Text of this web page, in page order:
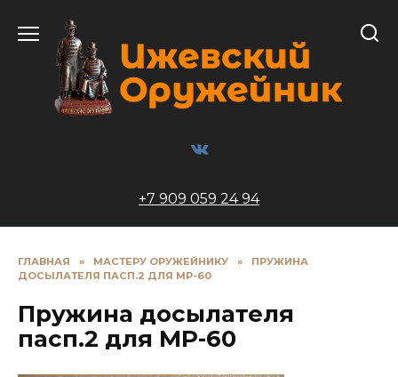
содержанию
+7 909 059 24 94
ГЛАВНАЯ » МАСТЕРУ ОРУЖЕЙНИКУ »
ПРУЖИНА
ДОСЫЛАТЕЛЯ ПАСП.2 ДЛЯ МР-60
Пружина досылателя
пасп.2 для МР-60